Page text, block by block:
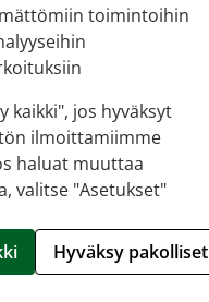
toimintoihin
kaikki", jos hyväksyt
ilmoittamiimme
haluat muuttaa
valitse "Asetukset"
Hyväksy pakolliset